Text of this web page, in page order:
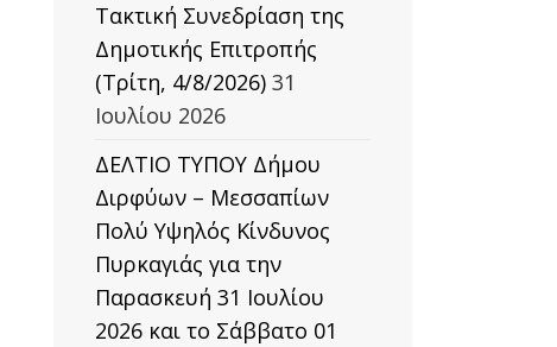
Τακτική Συνεδρίαση της
Δημοτικής Επιτροπής
(Τρίτη, 4/8/2026) 31
Ιουλίου 2026
ΔΕΛΤΙΟ ΤΥΠΟΥ Δήμου
Διρφύων – Μεσσαπίων
Πολύ Υψηλός Κίνδυνος
Πυρκαγιάς για την
Παρασκευή 31 Ιουλίου
2026 και το Σάββατο 01